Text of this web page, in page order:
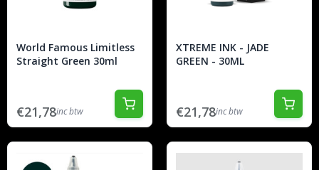
World Famous Limitless
Straight Green 30ml
€21,78inc btw
XTREME INK - JADE
GREEN - 30ML
€21,78inc btw